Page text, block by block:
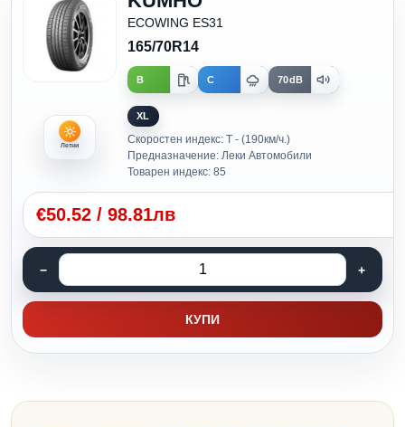
Летни
ECOWING ES31
165/70R14
B C 70dB
XL
Скоростен индекс: T - (190км/ч.)
Предназначение: Леки Автомобили
Товарен индекс: 85
€50.52 / 98.81лв
КУПИ